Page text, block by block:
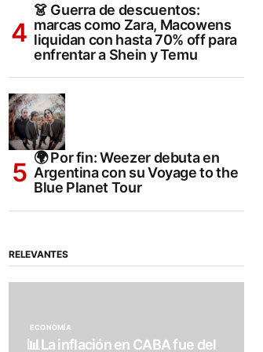
👗 Guerra de descuentos:
marcas como Zara, Macowens
liquidan con hasta 70% off para
enfrentar a Shein y Temu
🌍 Por fin: Weezer debuta en
Argentina con su Voyage to the
Blue Planet Tour
RELEVANTES
ECONOMÍA
📊La inflación en CABA fue del